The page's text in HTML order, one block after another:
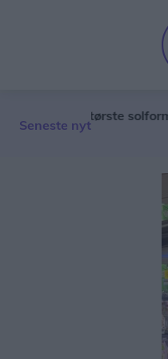
Seneste nyt
største solformørkelse